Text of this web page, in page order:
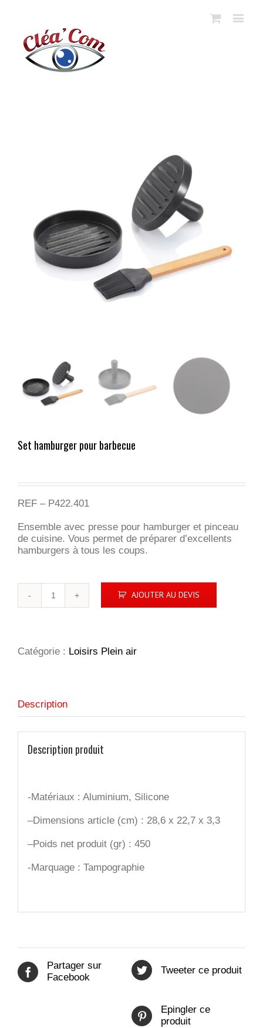
Set hamburger pour barbecue
REF – P422.401
Ensemble avec presse pour hamburger et pinceau
de cuisine. Vous permet de préparer d’excellents
hamburgers à tous les coups.
barbecue
AJOUTER AU DEVIS
Catégorie : Loisirs Plein air
Description
Description produit
-Matériaux : Aluminium, Silicone
–Dimensions article (cm) : 28,6 x 22,7 x 3,3
–Poids net produit (gr) : 450
-Marquage : Tampographie
Partager sur
Facebook
Tweeter ce produit
Epingler ce
produit